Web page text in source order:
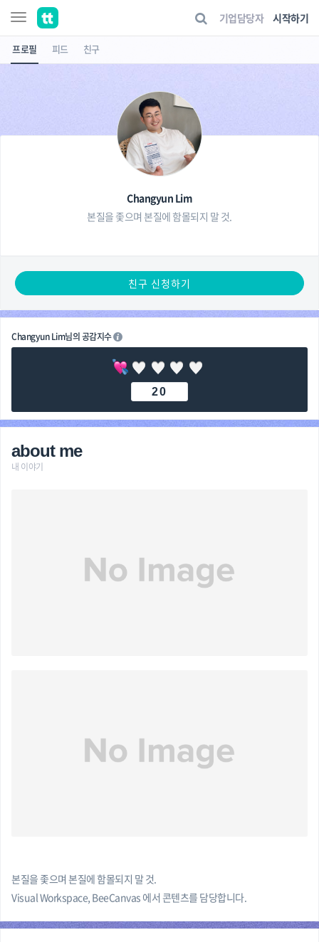
기업담당자 시작하기
프로필 피드 친구
Changyun Lim
본질을 좇으며 본질에 함몰되지 말 것.
친구 신청하기
Changyun Lim님의 공감지수
20
about me
내 이야기
본질을 좇으며 본질에 함몰되지 말 것.
Visual Workspace, BeeCanvas 에서 콘텐츠를 담당합니다.